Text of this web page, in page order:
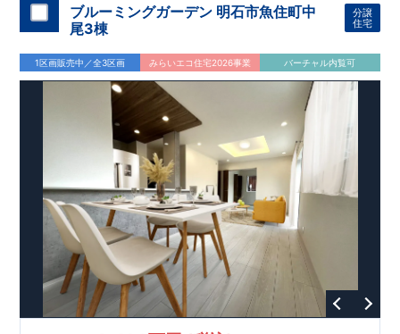
ブルーミングガーデン 明石市魚住町中
尾3棟
分譲
住宅
1区画販売中／全3区画 みらいエコ住宅2026事業 バーチャル内覧可